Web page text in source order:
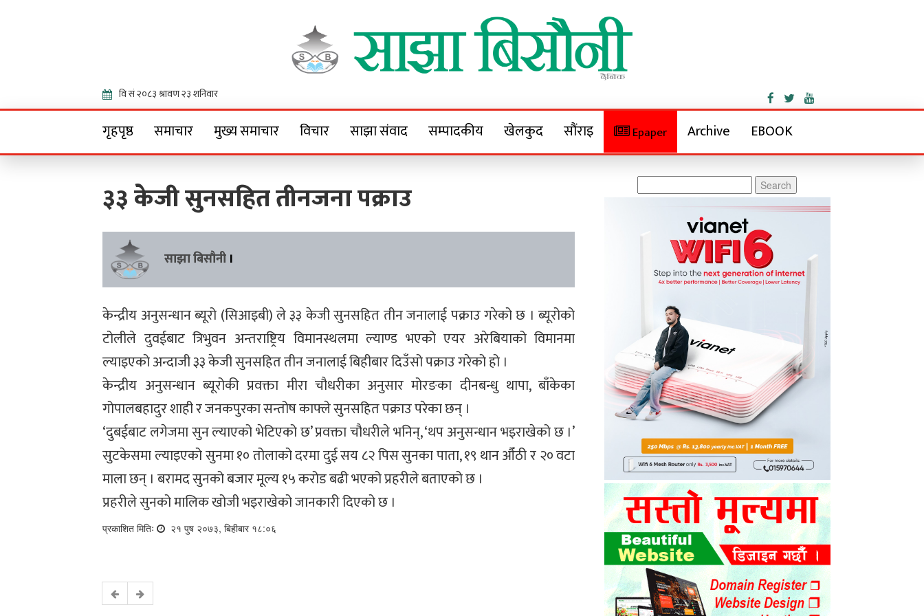
Sajha Bisaunee
गृहपृष्ठ समाचार मुख्य समाचार विचार साझा संवाद सम्पादकीय खेलकुद सौंराइ Epaper Archive EBOOK
३३ केजी सुनसहित तीनजना पक्राउ
साझा बिसौनी ।
केन्द्रीय अनुसन्धान ब्यूरो (सिआइबी) ले ३३ केजी सुनसहित तीन जनालाई पक्राउ गरेको छ । ब्यूरोको
टोलीले दुवईबाट त्रिभुवन अन्तराष्ट्रिय विमानस्थलमा ल्याण्ड भएको एयर अरेबियाको विमानमा
ल्याइएको अन्दाजी ३३ केजी सुनसहित तीन जनालाई बिहीबार दिउँसो पक्राउ गरेको हो ।
केन्द्रीय अनुसन्धान ब्यूरोकी प्रवक्ता मीरा चौधरीका अनुसार मोरङका दीनबन्धु थापा, बाँकेका
गोपालबहादुर शाही र जनकपुरका सन्तोष काफ्ले सुनसहित पक्राउ परेका छन् ।
‘दुबईबाट लगेजमा सुन ल्याएको भेटिएको छ’ प्रवक्ता चौधरीले भनिन्, ‘थप अनुसन्धान भइराखेको छ ।’
सुटकेसमा ल्याइएको सुनमा १० तोलाको दरमा दुई सय ८२ पिस सुनका पाता, १९ थान औँठी र २० वटा
माला छन् । बरामद सुनको बजार मूल्य १५ करोड बढी भएको प्रहरीले बताएको छ ।
प्रहरीले सुनको मालिक खोजी भइराखेको जानकारी दिएको छ ।
प्रकाशित मितिः २१ पुष २०७३, बिहीबार १८:०६
for: